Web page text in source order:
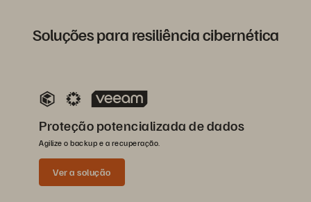
Soluções para resiliência cibernética
Proteção potencializada de dados
Agilize o backup e a recuperação.
Ver a solução